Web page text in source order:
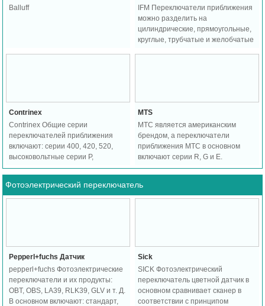
Balluff
IFM Переключатели приближения
можно разделить на
цилиндрические, прямоугольные,
круглые, трубчатые и желобчатые
Contrinex
Contrinex Общие серии
переключателей приближения
включают: серии 400, 420, 520,
высоковольтные серии P,
герметичные серии E и так далее
MTS
МТС является американским
брендом, а переключатели
приближения МТС в основном
включают серии R, G и E.
Фотоэлектрический переключатель
Pepperl+fuchs Датчик
pepperl+fuchs Фотоэлектрические
переключатели и их продукты:
OBT, OBS, LA39, RLK39, GLV и т. Д.
В основном включают: стандарт,
Sick
SICK Фотоэлектрический
переключатель цветной датчик в
основном сравнивает сканер в
соответствии с принципом